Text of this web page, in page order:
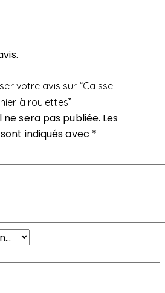
votre avis sur “Caisse
à roulettes”
sera pas publiée. Les
indiqués avec *